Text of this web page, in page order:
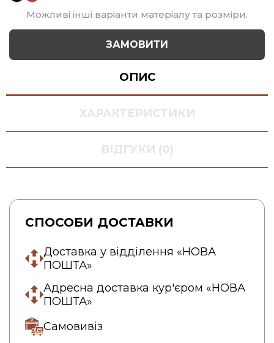
Можливі інші варіанти матеріалу та розміри.
ЗАМОВИТИ
ОПИС
ХАРАКТЕРИСТИКИ
ВІДГУКИ (0)
СПОСОБИ ДОСТАВКИ
Доставка у відділення «НОВА
ПОШТА»
Адресна доставка кур'єром «НОВА
ПОШТА»
Самовивіз